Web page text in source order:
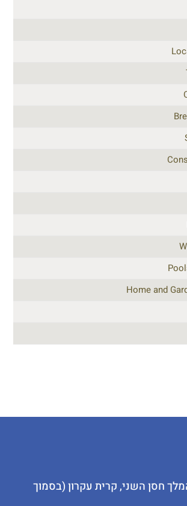
Home and
חסן השני, קרית עקרון (בסמוך